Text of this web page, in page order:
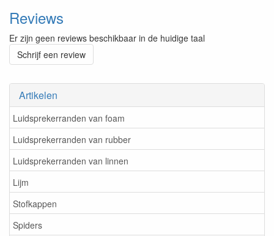
Artikelen
Luidsprekerranden van foam
Luidsprekerranden van rubber
Luidsprekerranden van linnen
Lijm
Stofkappen
Spiders
Reviews
Er zijn geen reviews beschikbaar in de huidige taal
Schrijf een review